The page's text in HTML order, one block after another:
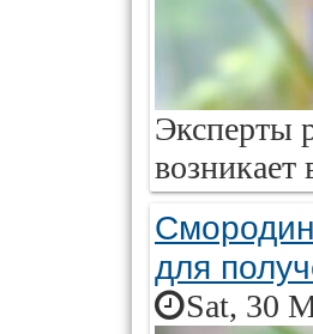
Эксперты
для
Sat, 30